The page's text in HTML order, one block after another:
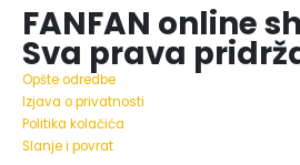
FANFAN online
Sva prava
Opšte odredbe
Izjava o privatnosti
Politika kolačića
Slanje i povrat